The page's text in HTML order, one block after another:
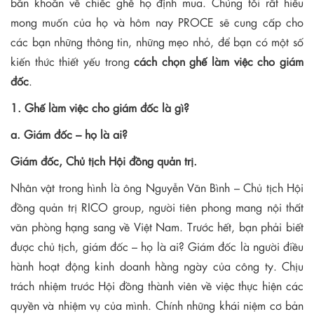
mong muốn của họ và hôm nay PROCE sẽ cung cấp cho
các bạn những thông tin, những mẹo nhỏ, để bạn có một số
kiến thức thiết yếu trongcách chọn ghế làm việc cho giám
đốc.
1. Ghế làm việc cho giám đốc là gì?
a. Giám đốc – họ là ai?
Giám đốc, Chủ tịch Hội đồng quản trị.
Nhân vật trong hình là ông Nguyễn Văn Bình – Chủ tịch Hội
đồng quản trị RICO group, người tiên phong mang nội thất
văn phòng hạng sang về Việt Nam. Trước hết, bạn phải biết
được chủ tịch, giám đốc – họ là ai? Giám đốc là người điều
hành hoạt động kinh doanh hằng ngày của công ty. Chịu
trách nhiệm trước Hội đồng thành viên về việc thực hiện các
quyền và nhiệm vụ của mình. Chính những khái niệm cơ bản